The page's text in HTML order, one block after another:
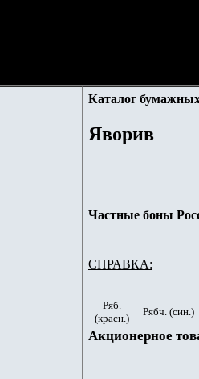
Каталог
Яворив
Частные боны
СПРАВКА:
Ряб.
(красн.)
Рябч. (син.)
Акционерное